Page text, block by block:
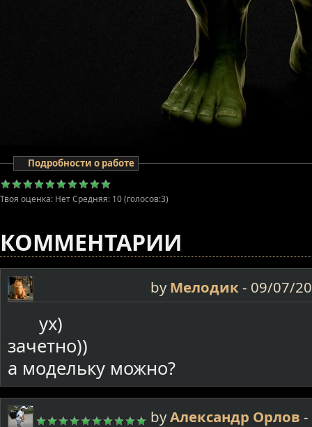
Подробности о работе
Твоя оценка: НетСредняя: 10(голосов:3)
КОММЕНТАРИИ
byМелодик- 09/07/
ух)
зачетно))
а модельку можно?
byАлександр Орлов -